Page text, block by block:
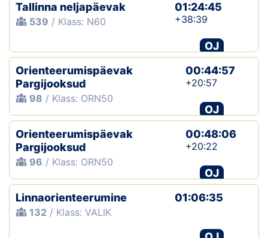
Tallinna neljapäevak
539 / Klass: N60
01:24:45
+38:39
OJ
Orienteerumispäevak
Pargijooksud
98 / Klass: ORN50
00:44:57
+20:57
OJ
Orienteerumispäevak
Pargijooksud
96 / Klass: ORN50
00:48:06
+20:22
OJ
Linnaorienteerumine
132 / Klass: VALIK
01:06:35